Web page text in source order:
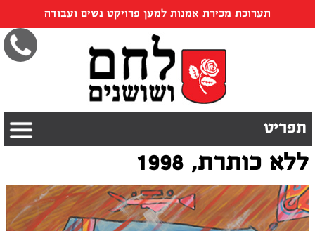
תערוכת מכירת אמנות למען פרויקט נשים ועבודה
תפריט
ללא כותרת, 1998